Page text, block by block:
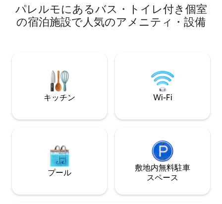
noise, it is the ideal place to enjoy a
peaceful and relaxing atmosphere.
Thanks to its strategic location, the main
recommended to explore western Sicily.
からはコルソ・
ーレ、ポルタ・
の素晴らしい景色
スルームがありま
パレルモにあるバス・トイレ付き個室
の宿泊施設で人気のアメニティ・設備
キッチン Wi-Fi
プール
敷地内無料駐⁠車
ス⁠ペ⁠ー⁠ス